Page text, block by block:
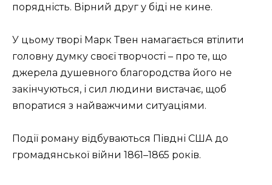
порядність. Вірний друг у біді не кине.
У цьому творі Марк Твен намагається втілити
головну думку своєї творчості – про те, що
джерела душевного благородства його не
закінчуються, і сил людини вистачає, щоб
впоратися з найважчими ситуаціями.
Події роману відбуваються Півдні США до
громадянської війни 1861–1865 років.